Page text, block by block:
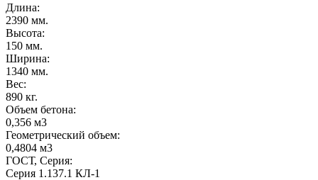
Длина:
2390 мм.
Высота:
150 мм.
Ширина:
1340 мм.
Вес:
890 кг.
Объем бетона:
0,356 м3
Геометрический объем:
0,4804 м3
ГОСТ, Серия:
Серия 1.137.1 КЛ-1